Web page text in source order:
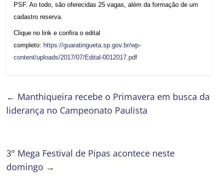
PSF. Ao todo, são oferecidas 25 vagas, além da formação de um
cadastro reserva.
Clique no link e confira o edital
completo: https://guaratingueta.sp.gov.br/wp-
content/uploads/2017/07/Edital-0012017.pdf
← Manthiqueira recebe o Primavera em busca da
liderança no Campeonato Paulista
3° Mega Festival de Pipas acontece neste
domingo →